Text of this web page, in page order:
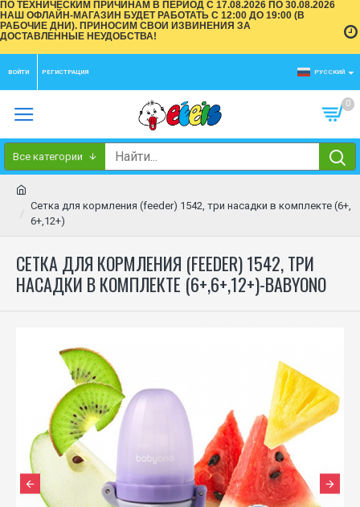
ПО ТЕХНИЧЕСКИМ ПРИЧИНАМ В ПЕРИОД С 17.08.2026 ПО 30.08.2026
НАШ ОФЛАЙН-МАГАЗИН БУДЕТ РАБОТАТЬ С 12:00 ДО 19:00 (В
РАБОЧИЕ ДНИ). ПРИНОСИМ СВОИ ИЗВИНЕНИЯ ЗА
ДОСТАВЛЕННЫЕ НЕУДОБСТВА!
ВОЙТИ РЕГИСТРАЦИЯ РУССКИЙ
0
Все категории
Сетка для кормления (feeder) 1542, три насадки в комплекте (6+,
6+,12+)
СЕТКА ДЛЯ КОРМЛЕНИЯ (FEEDER) 1542, ТРИ
НАСАДКИ В КОМПЛЕКТЕ (6+,6+,12+)-BABYONO